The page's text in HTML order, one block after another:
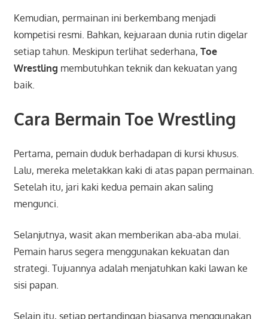
Kemudian, permainan ini berkembang menjadi
kompetisi resmi. Bahkan, kejuaraan dunia rutin digelar
setiap tahun. Meskipun terlihat sederhana, Toe
Wrestling membutuhkan teknik dan kekuatan yang
baik.
Cara Bermain Toe Wrestling
Pertama, pemain duduk berhadapan di kursi khusus.
Lalu, mereka meletakkan kaki di atas papan permainan.
Setelah itu, jari kaki kedua pemain akan saling
mengunci.
Selanjutnya, wasit akan memberikan aba-aba mulai.
Pemain harus segera menggunakan kekuatan dan
strategi. Tujuannya adalah menjatuhkan kaki lawan ke
sisi papan.
Selain itu, setiap pertandingan biasanya menggunakan